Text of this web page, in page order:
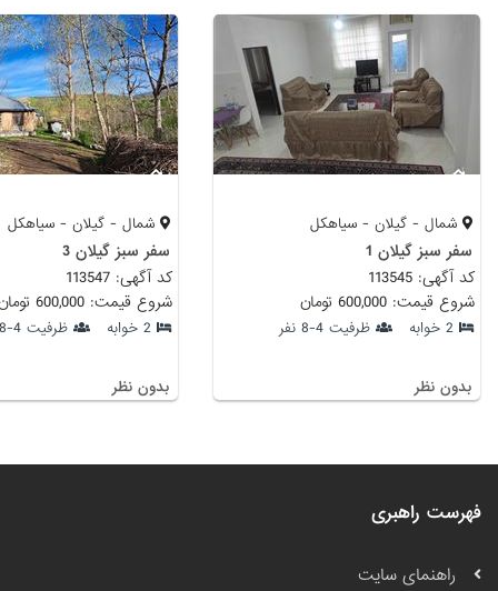
شمال - گیلان - سیاهکل
سفر سبز گیلان 1
کد آگهی: 113545
شروع قیمت: 600,000 تومان
2 خوابه ظرفیت 4-8 نفر
بدون نظر
شمال - گیلان - سیاهکل
سفر سبز گیلان 3
کد آگهی: 113547
شروع قیمت: 600,000 تومان
2 خوابه ظرفیت 4-8 نفر
بدون نظر
فهرست راهبری
راهنمای سایت